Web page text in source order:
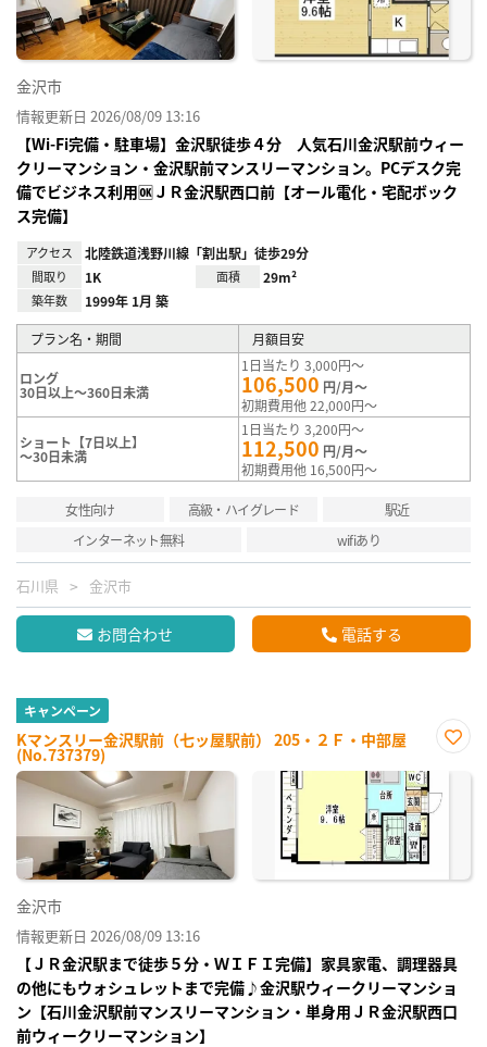
金沢市
情報更新日 2026/08/09 13:16
【Wi-Fi完備・駐車場】金沢駅徒歩４分 人気石川金沢駅前ウィー
クリーマンション・金沢駅前マンスリーマンション。PCデスク完
備でビジネス利用🆗ＪＲ金沢駅西口前【オール電化・宅配ボック
ス完備】
アクセス 北陸鉄道浅野川線「割出駅」徒歩29分
間取り 1K 面積 29m²
築年数 1999年 1月 築
プラン名・期間 月額目安
ロング
30日以上～360日未満
1日当たり 3,000円～
106,500 円/月～
初期費用他 22,000円～
ショート【7日以上】
～30日未満
1日当たり 3,200円～
112,500 円/月～
初期費用他 16,500円～
女性向け 高級・ハイグレード
駅近
インターネット無料
wifiあり
石川県 金沢市
お問合わせ 電話する
キャンペーン
Kマンスリー金沢駅前（七ッ屋駅前） 205・２Ｆ・中部屋
(No.737379)
に入
り登
録
金沢市
情報更新日 2026/08/09 13:16
【ＪＲ金沢駅まで徒歩５分・ＷＩＦＩ完備】家具家電、調理器具
の他にもウォシュレットまで完備♪金沢駅ウィークリーマンショ
ン【石川金沢駅前マンスリーマンション・単身用ＪＲ金沢駅西口
前ウィークリーマンション】